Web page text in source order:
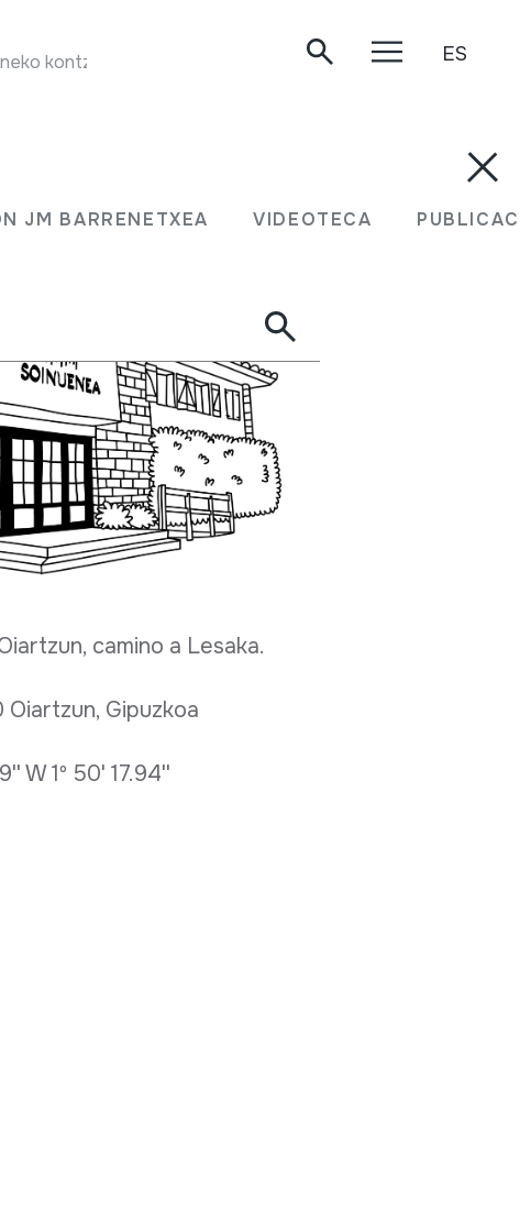
JM BARRENETXEA VIDEOTECA
kontzertua. Oiartzun, 2002-10-19.
ES
camino a Lesaka.
Oiartzun, Gipuzkoa
W 1º 50' 17.94''